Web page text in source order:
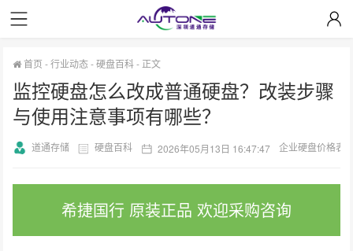
首页 -行业动态-硬盘百科- 正文
监控硬盘怎么改成普通硬盘？改装步骤
与使用注意事项有哪些？
道通存储 硬盘百科 2026年05月13日 16:47:47 企业硬盘价格表
希捷国行 原装正品 欢迎采购咨询